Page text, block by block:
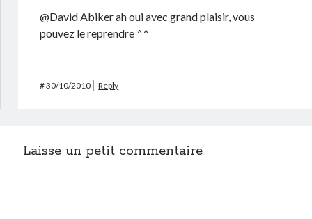
@David Abiker ah oui avec grand plaisir, vous
pouvez le reprendre ^^
#30/10/2010 Reply
Laisse un petit commentaire